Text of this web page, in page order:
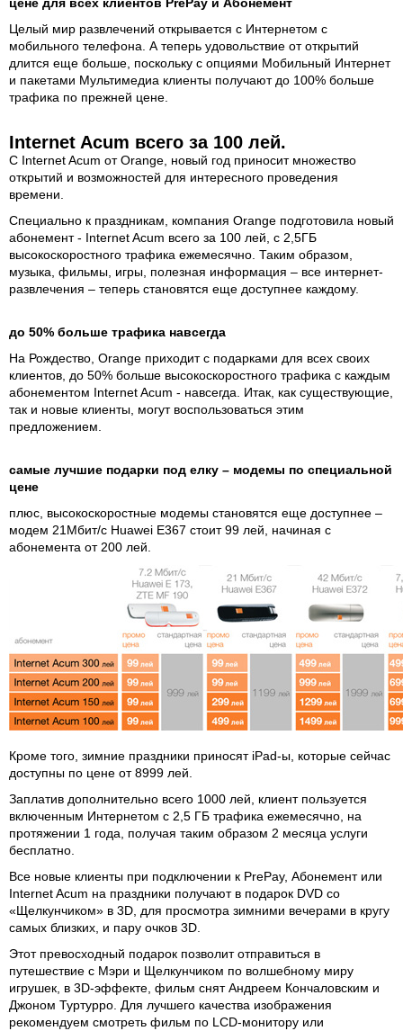
Целый мир развлечений открывается с Интернетом с
мобильного телефона. А теперь удовольствие от открытий
длится еще больше, поскольку с опциями Мобильный Интернет
и пакетами Мультимедиа клиенты получают до 100% больше
трафика по прежней цене.
Internet Acum всего за 100 лей.
С Internet Acum от Orange, новый год приносит множество
открытий и возможностей для интересного проведения
времени.
Специально к праздникам, компания Orange подготовила новый
абонемент - Internet Acum всего за 100 лей, с 2,5ГБ
высокоскоростного трафика ежемесячно. Таким образом,
музыка, фильмы, игры, полезная информация – все интернет-
развлечения – теперь становятся еще доступнее каждому.
до 50% больше трафика навсегда
На Рождество, Orange приходит с подарками для всех своих
клиентов, до 50% больше высокоскоростного трафика с каждым
абонементом Internet Acum - навсегда. Итак, как существующие,
так и новые клиенты, могут воспользоваться этим
предложением.
самые лучшие подарки под елку – модемы по специальной
цене
плюс, высокоскоростные модемы становятся еще доступнее –
модем 21Мбит/с Huawei E367 стоит 99 лей, начиная с
абонемента от 200 лей.
Кроме того, зимние праздники приносят iPad-ы, которые сейчас
доступны по цене от 8999 лей.
Заплатив дополнительно всего 1000 лей, клиент пользуется
включенным Интернетом с 2,5 ГБ трафика ежемесячно, на
протяжении 1 года, получая таким образом 2 месяца услуги
бесплатно.
Все новые клиенты при подключении к PrePay, Абонемент или
Internet Acum на праздники получают в подарок DVD со
«Щелкунчиком» в 3D, для просмотра зимними вечерами в кругу
самых близких, и пару очков 3D.
Этот превосходный подарок позволит отправиться в
путешествие с Мэри и Щелкунчиком по волшебному миру
игрушек, в 3D-эффекте, фильм снят Андреем Кончаловским и
Джоном Туртурро. Для лучшего качества изображения
рекомендуем смотреть фильм по LCD-монитору или